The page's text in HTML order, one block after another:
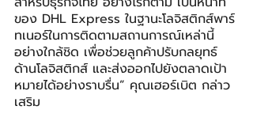
ของ DHL Express ในฐานะโลจิสติกส์พาร์
ทเนอร์ในการติดตามสถานการณ์เหล่านี้
อย่างใกล้ชิด เพื่อช่วยลูกค้าปรับกลยุทธ์
ด้านโลจิสติกส์ และส่งออกไปยังตลาดเป้า
หมายได้อย่างราบรื่น” คุณเฮอร์เบิต กล่าว
เสริม